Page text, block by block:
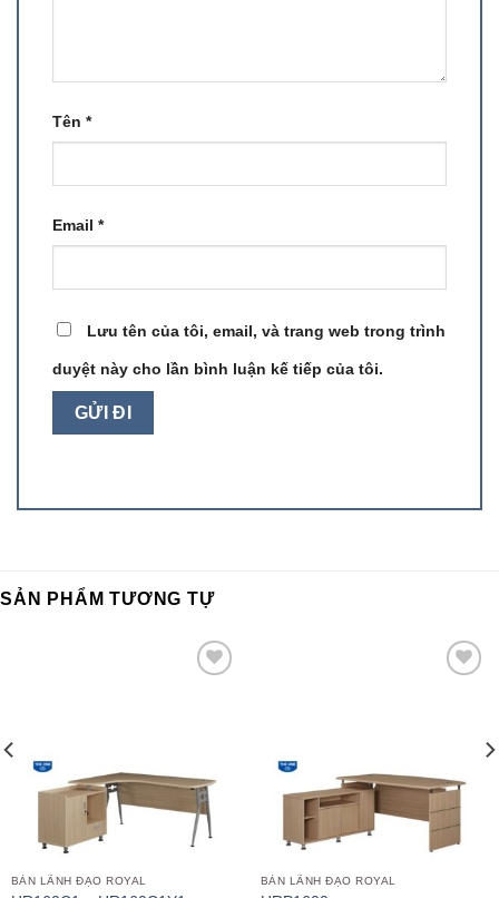
Tên *
Email *
Lưu tên của tôi, email, và trang web trong trình
duyệt này cho lần bình luận kế tiếp của tôi.
SẢN PHẨM TƯƠNG TỰ
BÀN LÃNH ĐẠO ROYAL BÀN LÃNH ĐẠO ROYAL